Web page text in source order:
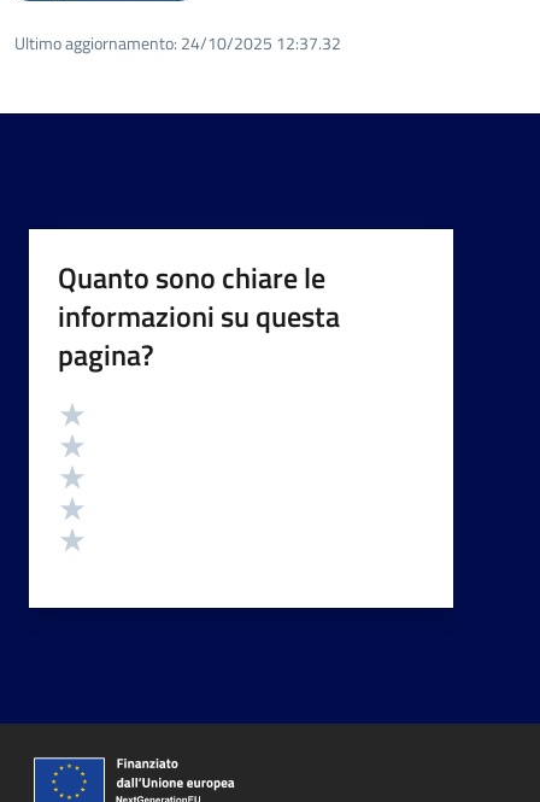
Ultimo aggiornamento: 24/10/2025 12:37.32
Quanto sono chiare le
informazioni su questa
pagina?
Valutazione